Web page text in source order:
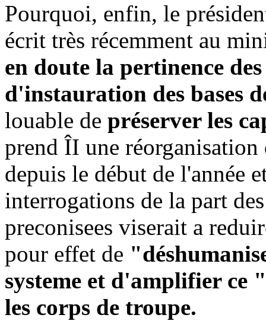
Pourquoi, enfin, le
écrit très récemment au
en doute la pertinence
d'instauration des bases
louable de préserver les
prend ÎI une réorganisation
depuis le début de l'année
interrogations de la part
preconisees viserait a
pour effet de
systeme et d'amplifier ce
les corps de troupe.